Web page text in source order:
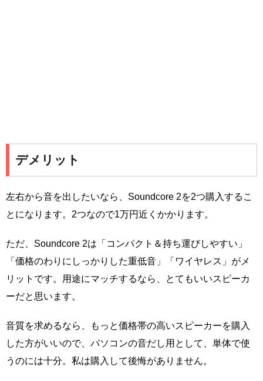
デメリット
左右から音を出したいなら、Soundcore 2を2つ購入するこ
とになります。2つなので1万円近くかかります。
ただ、Soundcore 2は「コンパクト＆持ち運びしやすい」
「価格のわりにしっかりした重低音」「ワイヤレス」がメ
リットです。用途にマッチするなら、とてもいいスピーカ
ーだと思います。
音質を求めるなら、もっと価格帯の高いスピーカーを購入
した方がいいので、パソコンの音だし用として、単体で使
うのには十分。私は購入して後悔がありません。